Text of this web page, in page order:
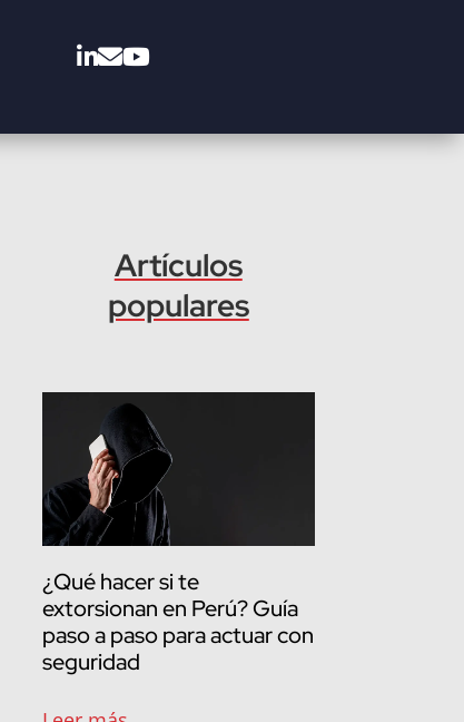
Artículos
populares
¿Qué hacer si te
extorsionan en Perú? Guía
paso a paso para actuar con
seguridad